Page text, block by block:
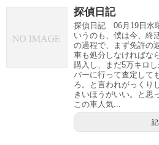
探偵日記
探偵日記 06月19日水
いうのも、僕は今、終
の過程で、まず免許の
車も処分しなければな
購入し、まだ5万キロ
バーに行って査定して
ろ。と言われがっくり
きいほうがいい。と思
この車人気...